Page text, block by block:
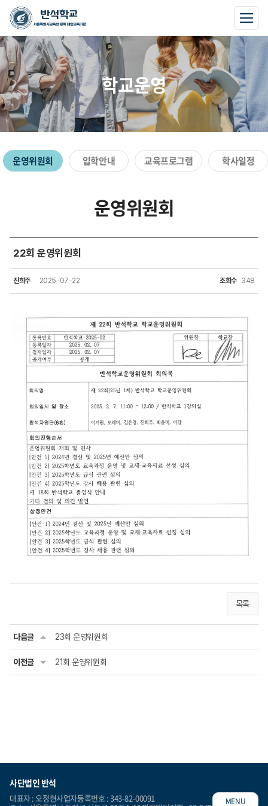
학교운영
운영위원회 입학안내 교육프로그램 학사일정
운영위원회
22회 운영위원회
진희주 2025-07-22 조회수 348
목록
다음글 23회 운영위원회
이전글 21회 운영위원회
MENU
사단법인 반석
대표자 : 오정현사업자등록번호 : 343-82-00091